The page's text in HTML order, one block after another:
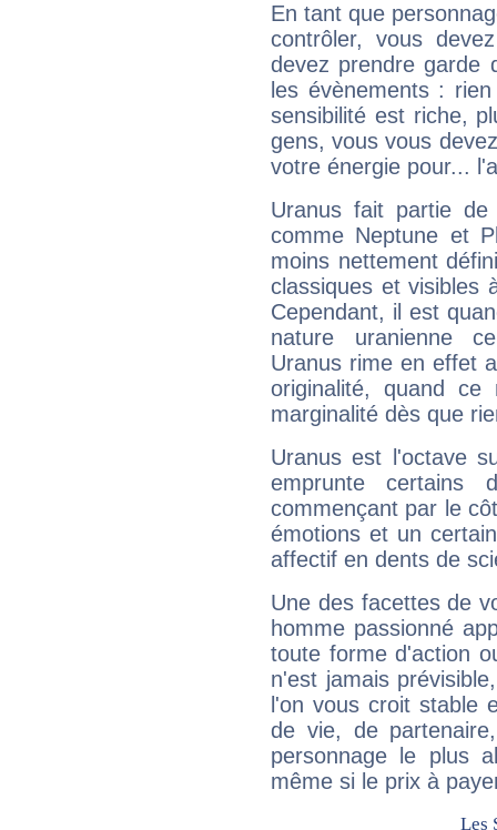
En tant que
contrôler, vous
devez prendre garde
les évènements :
sensibilité est riche,
gens, vous vous
votre énergie pour...
Uranus fait partie
comme Neptune et
moins nettement
classiques et visibles
Cependant, il est
nature uranienne
Uranus rime en effet
originalité, quand ce
marginalité dès que
Uranus est l'octave
emprunte
commençant par le
émotions et un
affectif en dents de
Une des facettes de
homme passionné
toute forme d'action
n'est jamais
l'on vous croit stable
de vie, de
personnage le plus
même si le prix à